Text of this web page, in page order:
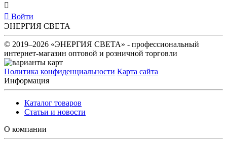
Войти
ЭНЕРГИЯ СВЕТА
© 2019–2026 «ЭНЕРГИЯ СВЕТА» - профессиональный
интернет-магазин оптовой и розничной торговли
Политика конфиденциальности Карта сайта
Информация
Каталог товаров
Статьи и новости
О компании